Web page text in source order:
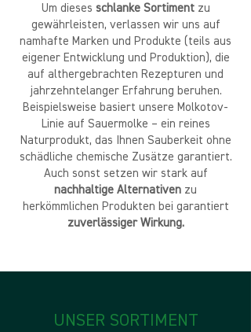
Um dieses schlanke Sortiment zu
gewährleisten, verlassen wir uns auf
namhafte Marken und Produkte (teils aus
eigener Entwicklung und Produktion), die
auf althergebrachten Rezepturen und
jahrzehntelanger Erfahrung beruhen.
Beispielsweise basiert unsere Molkotov-
Linie auf Sauermolke – ein reines
Naturprodukt, das Ihnen Sauberkeit ohne
schädliche chemische Zusätze garantiert.
Auch sonst setzen wir stark auf
nachhaltige Alternativen zu
herkömmlichen Produkten bei garantiert
zuverlässiger Wirkung.
UNSER SORTIMENT